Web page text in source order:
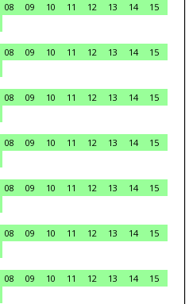
08 09 10 11 12 13 14
15
08 09 10 11 12 13 14
15
08 09 10 11 12 13 14
15
08 09 10 11 12 13 14
15
08 09 10 11 12 13 14
15
08 09 10 11 12 13 14
15
08 09 10 11 12 13 14
15